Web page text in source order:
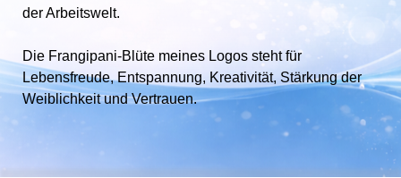
der Arbeitswelt.
Die Frangipani-Blüte meines Logos steht für
Lebensfreude, Entspannung, Kreativität, Stärkung der
Weiblichkeit und Vertrauen.